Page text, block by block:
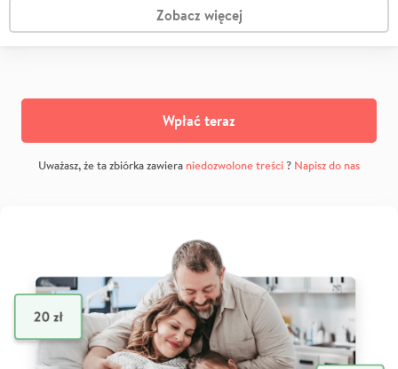
Zobacz więcej
Wpłać teraz
Uważasz, że ta zbiórka zawiera niedozwolone treści? Napisz do nas